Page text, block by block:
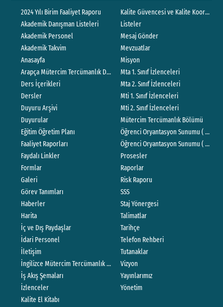
2024 Yılı Birim Faaliyet Raporu
Akademik Danışman Listeleri
Akademik Personel
Akademik Takvim
Anasayfa
Arapça Mütercim Tercümanlık Ders Programı
Ders İçerikleri
Dersler
Duyuru Arşivi
Duyurular
Eğitim Öğretim Planı
Faaliyet Raporları
Faydalı Linkler
Formlar
Galeri
Görev Tanımları
Haberler
Harita
İç ve Dış Paydaşlar
İdari Personel
İletişim
İngilizce Mütercim Tercümanlık Ders Programı
İş Akış Şemaları
İzlenceler
Kalite El Kitabı
Kalite Güvencesi ve Kalite
Listeler
Mesaj Gönder
Mevzuatlar
Misyon
Mta 1. Sınıf İzlenceleri
Mta 2. Sınıf İzlenceleri
Mti 1. Sınıf İzlenceleri
Mti 2. Sınıf İzlenceleri
Mütercim Tercümanlık Bölümü
Öğrenci Oryantasyon Sunumu (
Öğrenci Oryantasyon Sunumu (
Prosesler
Raporlar
Risk Raporu
SSS
Staj Yönergesi
Talimatlar
Tarihçe
Telefon Rehberi
Tutanaklar
Vizyon
Yayınlarımız
Yönetim